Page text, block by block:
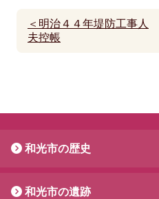
＜明治４４年堤防工事人
夫控帳
和光市の歴史
和光市の遺跡